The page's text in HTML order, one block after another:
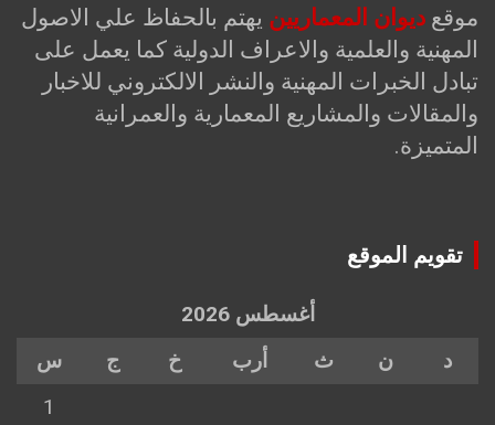
موقع ديوان المعماريين يهتم بالحفاظ علي الاصول
المهنية والعلمية والاعراف الدولية كما يعمل على
تبادل الخبرات المهنية والنشر الالكتروني للاخبار
والمقالات والمشاريع المعمارية والعمرانية
المتميزة.
تقويم الموقع
أغسطس 2026
د
ن ث أرب خ ج
س
1